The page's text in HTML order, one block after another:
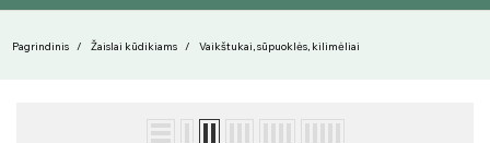
Pagrindinis Žaislai kūdikiams Vaikštukai, sūpuoklės, kilimėliai